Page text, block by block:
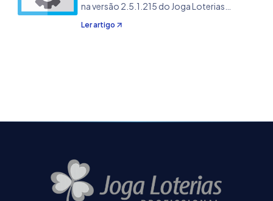
na versão 2.5.1.215 do Joga Loterias
Profissional. - Adicionado o novo template
do volante da Quina de 15 dezenas.
Ler artigo